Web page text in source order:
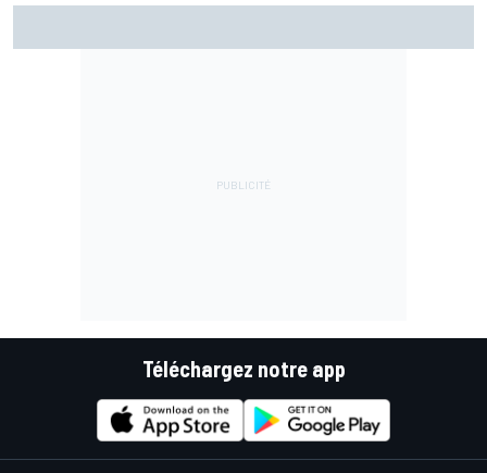
Téléchargez notre app